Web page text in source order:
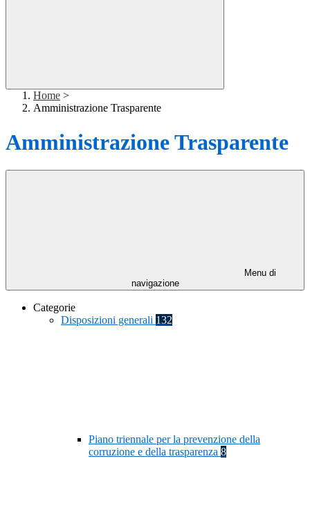
Home >
Amministrazione Trasparente
Amministrazione Trasparente
Menu di
navigazione
Categorie
Disposizioni generali 132
Piano triennale per la prevenzione della
corruzione e della trasparenza 8